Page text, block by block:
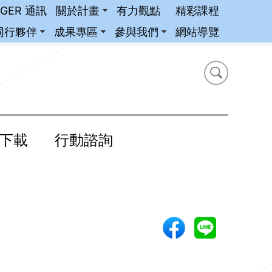
通訊 關於計畫 有力觀點
精彩課程
行夥伴
成果專區 參與我們 網站導覽
搜尋
搜尋
載 行動諮詢